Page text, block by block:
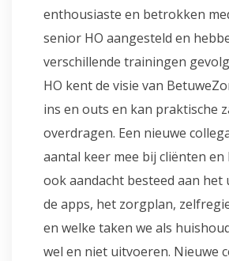
enthousiaste en betrokken
senior HO aangesteld en
verschillende trainingen
HO kent de visie van
ins en outs en kan praktische
overdragen. Een nieuwe
aantal keer mee bij cliënten
ook aandacht besteed aan het
de apps, het zorgplan,
en welke taken we als
wel en niet uitvoeren. Nieuwe